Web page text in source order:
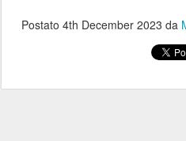
Postato 4th December 2023 da